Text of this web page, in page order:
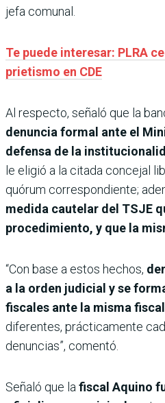
jefa comunal.
Te puede interesar: PLRA
prietismo en CDE
Al respecto, señaló que la
denuncia formal ante el
defensa de la
le eligió a la citada concejal
quórum correspondiente;
medida cautelar del TSJE
procedimiento, y que la
“Con base a estos hechos,
a la orden judicial y se
fiscales ante la misma
diferentes, prácticamente
denuncias”, comentó.
Señaló que la fiscal Aquino